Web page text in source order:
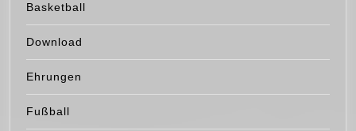
Basketball
Download
Ehrungen
Fußball